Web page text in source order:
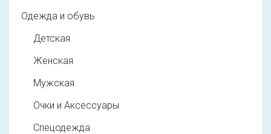
Одежда и обувь
Детская
Женская
Мужская
Очки и Аксессуары
Спецодежда